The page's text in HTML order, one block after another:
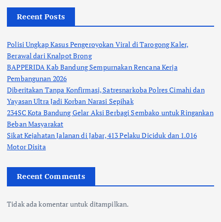
Recent Posts
Polisi Ungkap Kasus Pengeroyokan Viral di Tarogong Kaler,
Berawal dari Knalpot Brong
BAPPERIDA Kab Bandung Sempurnakan Rencana Kerja
Pembangunan 2026
Diberitakan Tanpa Konfirmasi, Satresnarkoba Polres Cimahi dan
Yayasan Ultra Jadi Korban Narasi Sepihak
234SC Kota Bandung Gelar Aksi Berbagi Sembako untuk Ringankan
Beban Masyarakat
Sikat Kejahatan Jalanan di Jabar, 413 Pelaku Diciduk dan 1.016
Motor Disita
Recent Comments
Tidak ada komentar untuk ditampilkan.